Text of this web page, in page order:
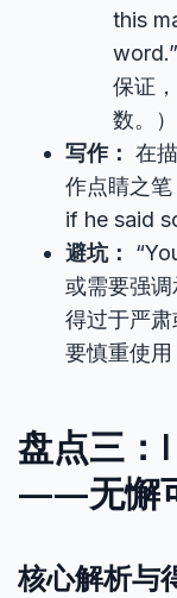
this
保证
数。）
写作： 在
作点睛之
if he said
避坑：
或需要强
得过于严
要慎重使用
盘点三
——无懈
核心解析与